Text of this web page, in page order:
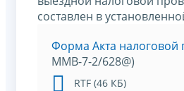
составлен в
Форма Акта налоговой
ММВ-7-2/628@)
RTF (46 КБ)